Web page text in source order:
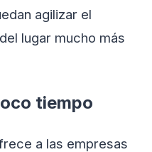
agilizar el
lugar mucho más
tiempo
a las empresas